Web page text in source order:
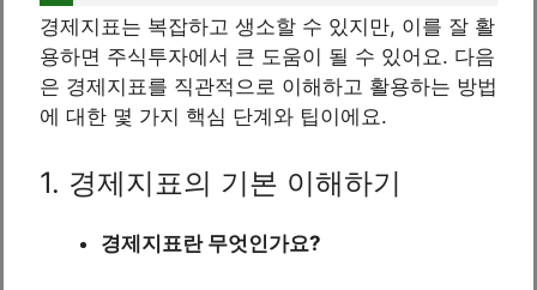
경제지표는 복잡하고 생소할 수 있지만, 이를 잘 활
용하면 주식투자에서 큰 도움이 될 수 있어요. 다음
은 경제지표를 직관적으로 이해하고 활용하는 방법
에 대한 몇 가지 핵심 단계와 팁이에요.
1. 경제지표의 기본 이해하기
경제지표란 무엇인가요?